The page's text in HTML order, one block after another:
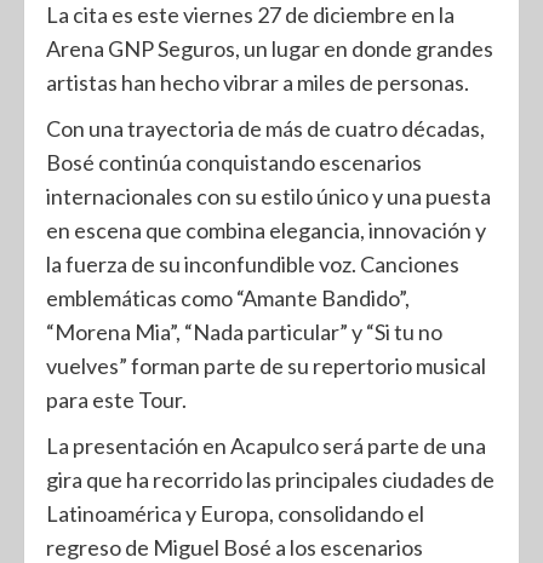
La cita es este viernes 27 de diciembre en la
Arena GNP Seguros, un lugar en donde grandes
artistas han hecho vibrar a miles de personas.
Con una trayectoria de más de cuatro décadas,
Bosé continúa conquistando escenarios
internacionales con su estilo único y una puesta
en escena que combina elegancia, innovación y
la fuerza de su inconfundible voz. Canciones
emblemáticas como “Amante Bandido”,
“Morena Mia”, “Nada particular” y “Si tu no
vuelves” forman parte de su repertorio musical
para este Tour.
La presentación en Acapulco será parte de una
gira que ha recorrido las principales ciudades de
Latinoamérica y Europa, consolidando el
regreso de Miguel Bosé a los escenarios